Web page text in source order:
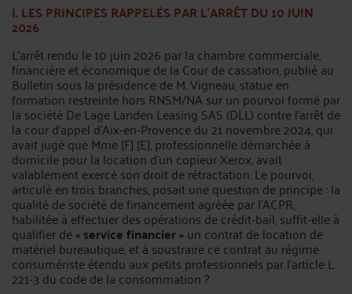
I. LES PRINCIPES RAPPELÉS PAR L’ARRÊT DU 10 JUIN
2026
L’arrêt rendu le 10 juin 2026 par la chambre commerciale,
financière et économique de la Cour de cassation, publié au
Bulletin sous la présidence de M. Vigneau, statue en
formation restreinte hors RNSM/NA sur un pourvoi formé par
la société De Lage Landen Leasing SAS (DLL) contre l’arrêt de
la cour d’appel d’Aix-en-Provence du 21 novembre 2024, qui
avait jugé que Mme [F] [E], professionnelle démarchée à
domicile pour la location d’un copieur Xerox, avait
valablement exercé son droit de rétractation. Le pourvoi,
articulé en trois branches, posait une question de principe : la
qualité de société de financement agréée par l’ACPR,
habilitée à effectuer des opérations de crédit-bail, suffit-elle à
qualifier de« service financier »un contrat de location de
matériel bureautique, et à soustraire ce contrat au régime
consumériste étendu aux petits professionnels par l’article L.
221-3 du code de la consommation ?